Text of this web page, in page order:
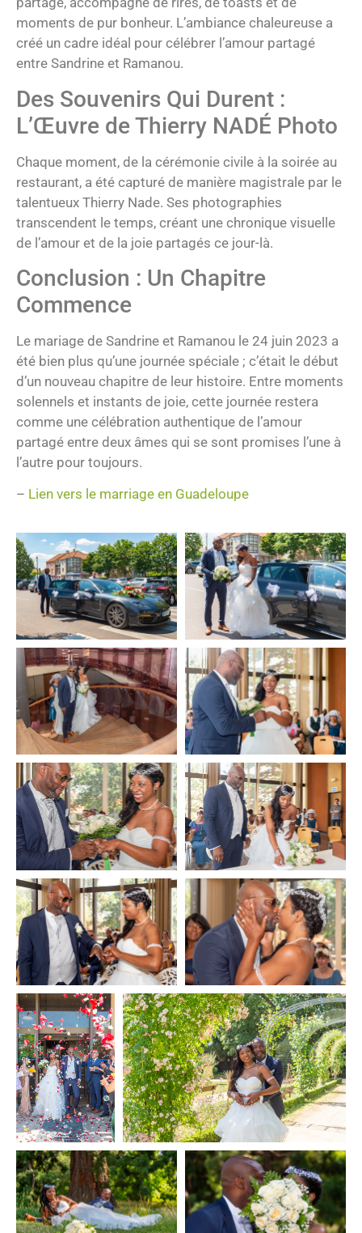
moments de pur bonheur. L’ambiance chaleureuse a
créé un cadre idéal pour célébrer l’amour partagé
entre Sandrine et Ramanou.
Des Souvenirs Qui Durent :
L’Œuvre de Thierry NADÉ Photo
Chaque moment, de la cérémonie civile à la soirée au
restaurant, a été capturé de manière magistrale par le
talentueux Thierry Nade. Ses photographies
transcendent le temps, créant une chronique visuelle
de l’amour et de la joie partagés ce jour-là.
Conclusion : Un Chapitre
Commence
Le mariage de Sandrine et Ramanou le 24 juin 2023 a
été bien plus qu’une journée spéciale ; c’était le début
d’un nouveau chapitre de leur histoire. Entre moments
solennels et instants de joie, cette journée restera
comme une célébration authentique de l’amour
partagé entre deux âmes qui se sont promises l’une à
l’autre pour toujours.
– Lien vers le marriage en Guadeloupe